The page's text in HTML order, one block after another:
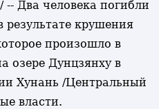
Два человека погибли
крушения
произошло в
озере Дунцзянху в
Хунань /Центральный
власти.